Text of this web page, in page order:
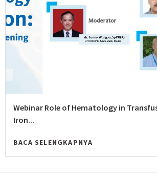
Webinar Role of Hematology in
Iron...
BACA SELENGKAPNYA